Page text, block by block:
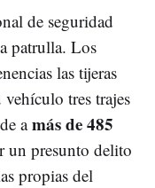
de seguridad
patrulla. Los
las tijeras
tres trajes
amás de 485
un presunto delito
propias del